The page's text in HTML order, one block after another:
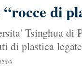
di
Tsinghua di
di plastica